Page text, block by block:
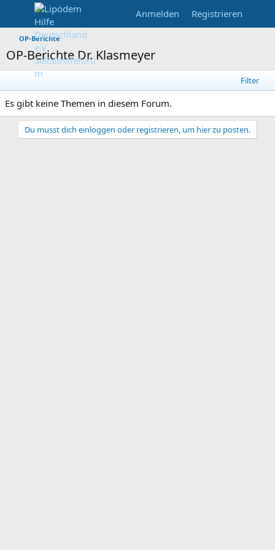
Anmelden Registrieren
OP-Berichte
OP-Berichte Dr. Klasmeyer
Filter
Es gibt keine Themen in diesem Forum.
Du musst dich einloggen oder registrieren, um hier zu posten.